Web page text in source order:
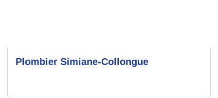
Plombier Simiane-Collongue